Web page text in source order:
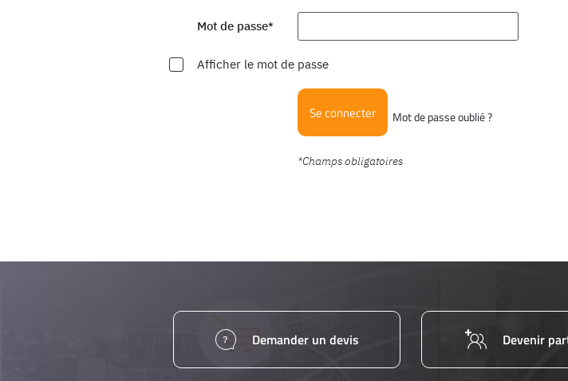
Mot de passe
Afficher le mot de passe
Se connecter Mot de passe oublié ?
Demander un devis Devenir